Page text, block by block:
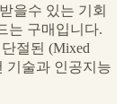
을수 있는 기회
는 구매입니다.
절된 (Mixed
기술과 인공지능